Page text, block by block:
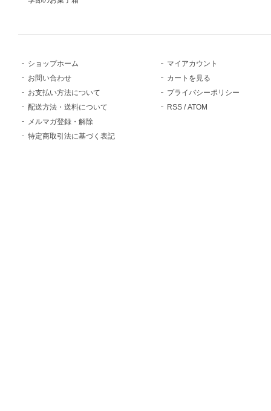
ショップホーム
お問い合わせ
お支払い方法について
配送方法・送料について
メルマガ登録・解除
特定商取引法に基づく表記
マイアカウント
カートを見る
プライバシーポリシー
RSS /ATOM